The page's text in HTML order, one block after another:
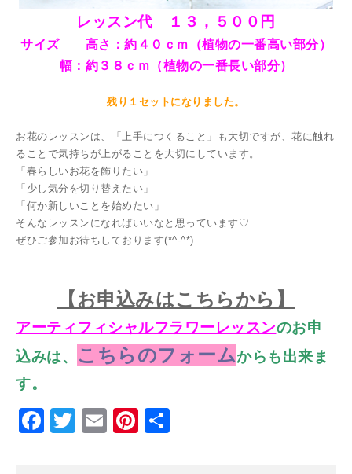
レッスン代 １３，５００ 円
サイズ
高さ：約４０ｃｍ（植物の一番高い部分）
幅：約３８ ｃｍ（植物の一番長い部分）
残り１セットになりました。
お花のレッスンは、「上手につくること」も大切ですが、花に触れ
ることで気持ちが上がることを大切にしています。
「春らしいお花を飾りたい」
「少し気分を切り替えたい」
「何か新しいことを始めたい」
そんなレッスンになればいいなと思っています♡
ぜひご参加お待ちしております(*^-^*)
【お申込みはこちらから】
アーティフィシャルフラワーレッスンのお申
込みは、
こちらのフォームからも出来ま
す。
Facebook
Twitter
EmailPinterest